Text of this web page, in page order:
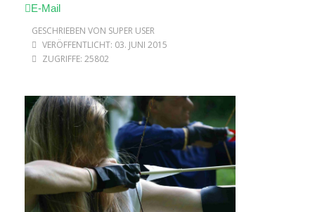
E-Mail
GESCHRIEBEN VON SUPER USER
VERÖFFENTLICHT: 03. JUNI 2015
ZUGRIFFE: 25802